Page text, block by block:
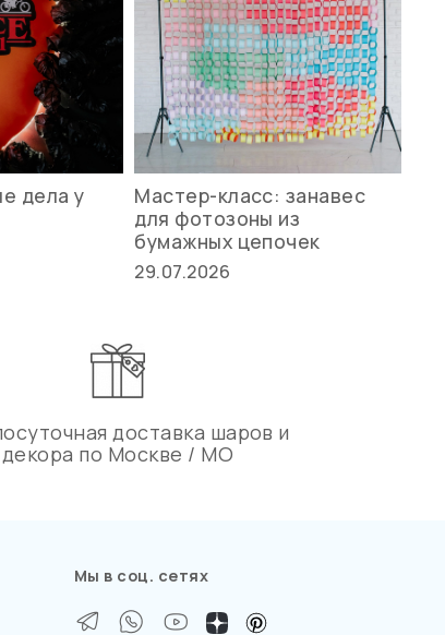
дела у
Мастер-класс: занавес
для фотозоны из
бумажных цепочек
29.07.2026
доставка шаров и
декора по Москве / МО
Мы в соц. сетях